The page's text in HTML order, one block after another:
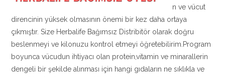
n ve vücut
direncinin yüksek olmasının önemi bir kez daha ortaya
çıkmıştır. Size Herbalife Bağımsız Distribitör olarak doğru
beslenmeyi ve kilonuzu kontrol etmeyi öğretebilirim.Program
boyunca vücudun ihtiyacı olan protein,vitamin ve minarallerin
dengeli bir şekilde alınması için hangi gıdaların ne sıklıkla ve